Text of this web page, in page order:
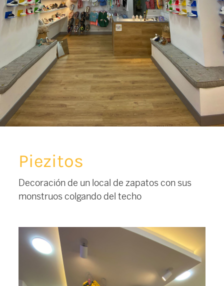
Piezitos
Decoración de un local de zapatos con sus
monstruos colgando del techo